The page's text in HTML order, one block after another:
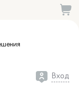
Вход